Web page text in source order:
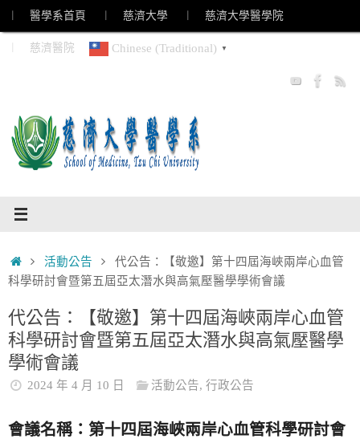
Skip
to
content
︱ 醫學系首頁 ︱ 慈濟大學 ︱ 慈濟大學醫學院
︱ 慈濟醫院 Chinese (Traditional) ▼
Home活動公告
代公告：【敬邀】第十四屆海峽兩岸心血管
科學研討會暨第五屆亞太潛水與高氣壓醫學學術會議
代公告：【敬邀】第十四屆海峽兩岸心血管
科學研討會暨第五屆亞太潛水與高氣壓醫學
學術會議
2024 年 4 月 10 日 活動公告, 行政公告
會議名稱：第十四屆海峽兩岸心血管科學研討會